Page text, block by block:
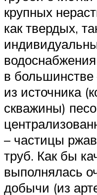
крупных
как твердых,
в
из источника
скважины)
– частицы
труб. Как бы
выполнялась
добычи (из